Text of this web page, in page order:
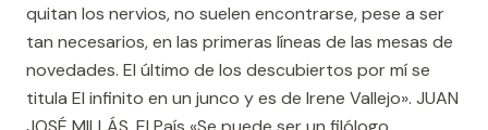
quitan los nervios, no suelen encontrarse, pese a ser
tan necesarios, en las primeras líneas de las mesas de
novedades. El último de los descubiertos por mí se
titula El infinito en un junco y es de Irene Vallejo». JUAN